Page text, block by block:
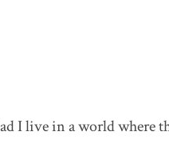
I live in a world where